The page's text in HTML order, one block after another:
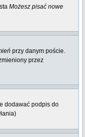
Możesz pisać nowe
przy danym poście.
przez
dodawać podpis do